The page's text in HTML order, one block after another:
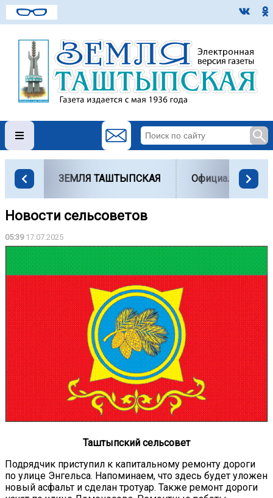
ЗЕМЛЯ ТАШТЫПСКАЯ Официально
Новости сельсоветов
05:3917.07.2025
Таштыпский сельсовет
Подрядчик приступил к капитальному ремонту дороги
по улице Энгельса. Напоминаем, что здесь будет уложен
новый асфальт и сделан тротуар. Также ремонт дороги